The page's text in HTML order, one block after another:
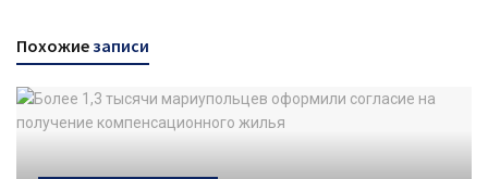
Похожие записи